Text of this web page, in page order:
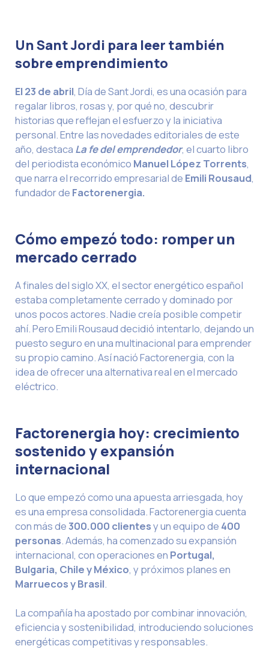
Un Sant Jordi para leer también
sobre emprendimiento
El 23 de abril, Día de Sant Jordi, es una ocasión para
regalar libros, rosas y, por qué no, descubrir
historias que reflejan el esfuerzo y la iniciativa
personal. Entre las novedades editoriales de este
año, destaca La fe del emprendedor, el cuarto libro
del periodista económico Manuel López Torrents,
que narra el recorrido empresarial de Emili Rousaud,
fundador de Factorenergia.
Cómo empezó todo: romper un
mercado cerrado
A finales del siglo XX, el sector energético español
estaba completamente cerrado y dominado por
unos pocos actores. Nadie creía posible competir
ahí. Pero Emili Rousaud decidió intentarlo, dejando un
puesto seguro en una multinacional para emprender
su propio camino. Así nació Factorenergia, con la
idea de ofrecer una alternativa real en el mercado
eléctrico.
Factorenergia hoy: crecimiento
sostenido y expansión
internacional
Lo que empezó como una apuesta arriesgada, hoy
es una empresa consolidada. Factorenergia cuenta
con más de300.000 clientesy un equipo de 400
personas. Además, ha comenzado su expansión
internacional, con operaciones en Portugal,
Bulgaria, Chile y México, y próximos planes en
Marruecos y Brasil.
La compañía ha apostado por combinar innovación,
eficiencia y sostenibilidad, introduciendo soluciones
energéticas competitivas y responsables.